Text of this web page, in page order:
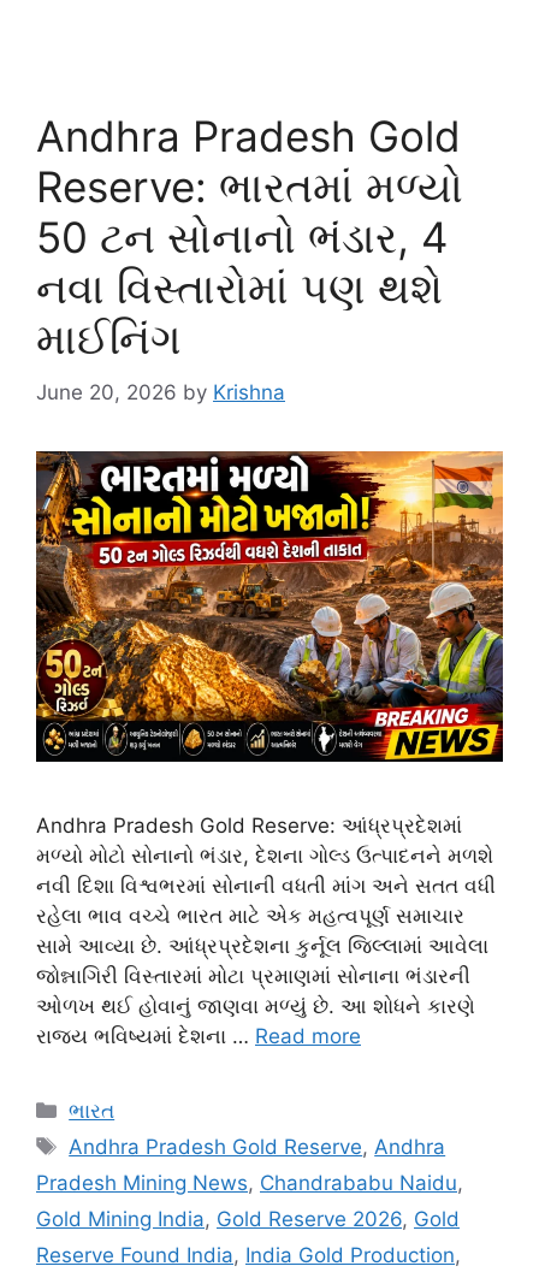
Andhra Pradesh Gold
Reserve: ભારતમાં મળ્યો
50 ટન સોનાનો ભંડાર, 4
નવા વિસ્તારોમાં પણ થશે
માઈનિંગ
June 20, 2026 by Krishna
Andhra Pradesh Gold Reserve: આંધ્રપ્રદેશમાં
મળ્યો મોટો સોનાનો ભંડાર, દેશના ગોલ્ડ ઉત્પાદનને મળશે
નવી દિશા વિશ્વભરમાં સોનાની વધતી માંગ અને સતત વધી
રહેલા ભાવ વચ્ચે ભારત માટે એક મહત્વપૂર્ણ સમાચાર
સામે આવ્યા છે. આંધ્રપ્રદેશના કુર્નૂલ જિલ્લામાં આવેલા
જોન્નાગિરી વિસ્તારમાં મોટા પ્રમાણમાં સોનાના ભંડારની
ઓળખ થઈ હોવાનું જાણવા મળ્યું છે. આ શોધને કારણે
રાજ્ય ભવિષ્યમાં દેશના … Read more
Categories
ભારત
Tags
Andhra Pradesh Gold Reserve,Andhra
Pradesh Mining News, Chandrababu Naidu,
Gold Mining India, Gold Reserve 2026, Gold
Reserve Found India, India Gold Production,